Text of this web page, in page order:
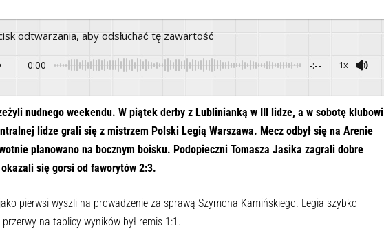
odtwarzania, aby odsłuchać tę zawartość
0:00 -:-- 1x
nudnego weekendu. W piątek derby z Lublinianką w III lidze, a w sobotę klubowi
lidze grali się z mistrzem Polski Legią Warszawa. Mecz odbył się na Arenie
planowano na bocznym boisku. Podopieczni Tomasza Jasika zagrali dobre
się gorsi od faworytów 2:3.
pierwsi wyszli na prowadzenie za sprawą Szymona Kamińskiego. Legia szybko
na tablicy wyników był remis 1:1.